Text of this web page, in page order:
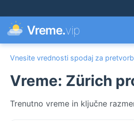
Vreme.vip
Vnesite vrednosti spodaj za
Vreme: Zürich
Trenutno vreme in ključne